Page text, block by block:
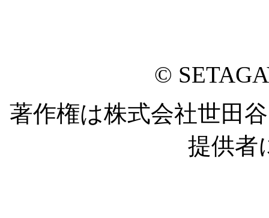
©
著作権は株式会社世田
提供者